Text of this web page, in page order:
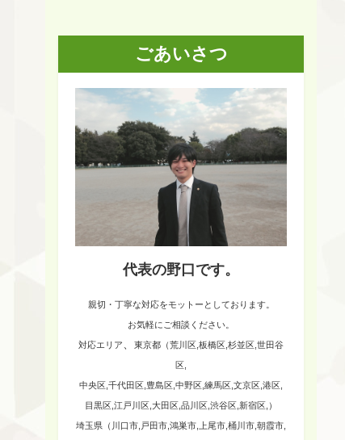
ごあいさつ
代表の野口です。
親切・丁寧な対応をモットーとしております。
お気軽にご相談ください。
対応エリア 東京都（荒川区,板橋区,杉並区,世田谷
区,
中央区,千代田区,豊島区,中野区,練馬区,文京区,港区,
目黒区,江戸川区,大田区,品川区,渋谷区,新宿区,）
埼玉県（川口市,戸田市,鴻巣市,上尾市,桶川市,朝霞市,